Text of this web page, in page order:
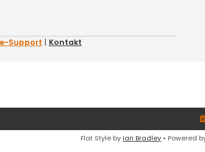
Support | Kontakt
Flat Style by Ian Bradley • Powered